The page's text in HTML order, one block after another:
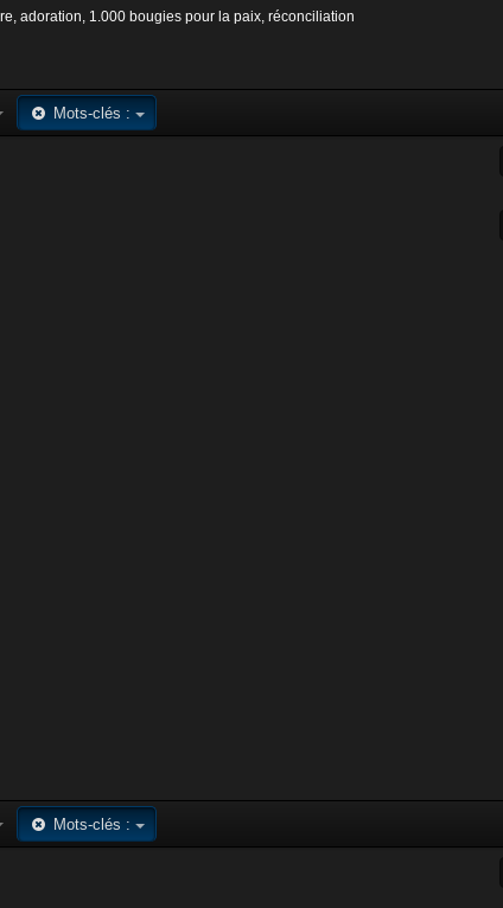
adoration, 1.000 bougies pour la paix, réconciliation
Mots-clés :
Mots-clés :